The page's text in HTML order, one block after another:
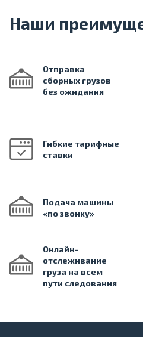
Наши
Отправка
сборных грузов
без ожидания
Гибкие тарифные
ставки
Подача машины
«по звонку»
Онлайн-
отслеживание
груза на всем
пути следования